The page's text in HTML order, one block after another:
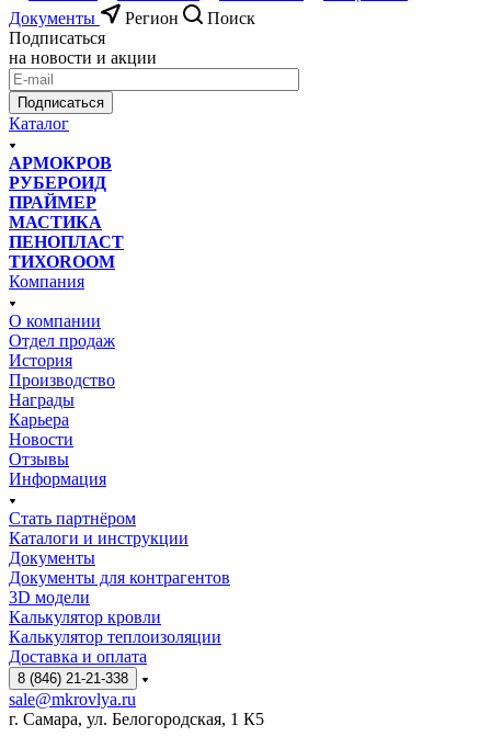
Документы
Регион
Поиск
Подписаться
на новости и акции
Подписаться
Каталог
АРМОКРОВ
РУБЕРОИД
ПРАЙМЕР
МАСТИКА
ПЕНОПЛАСТ
ТИХОROOM
Компания
О компании
Отдел продаж
История
Производство
Награды
Карьера
Новости
Отзывы
Информация
Стать партнёром
Каталоги и инструкции
Документы
Документы для контрагентов
3D модели
Калькулятор кровли
Калькулятор теплоизоляции
Доставка и оплата
8 (846) 21-21-338
sale@mkrovlya.ru
г. Самара, ул. Белогородская, 1 К5